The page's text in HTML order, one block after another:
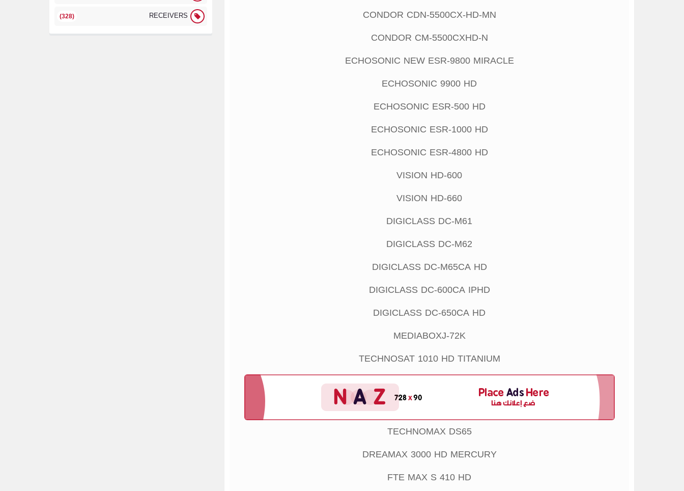
CONDOR CDN-5500CX-HD-MN
CONDOR CM-5500CXHD-N
ECHOSONIC NEW ESR-9800 MIRACLE
ECHOSONIC 9900 HD
ECHOSONIC ESR-500 HD
ECHOSONIC ESR-1000 HD
ECHOSONIC ESR-4800 HD
VISION HD-600
VISION HD-660
DIGICLASS DC-M61
DIGICLASS DC-M62
DIGICLASS DC-M65CA HD
DIGICLASS DC-600CA IPHD
DIGICLASS DC-650CA HD
MEDIABOXJ-72K
TECHNOSAT 1010 HD TITANIUM
TECHNOMAX DS65
DREAMAX 3000 HD MERCURY
FTE MAX S 410 HD
RECEIVERS
(328)